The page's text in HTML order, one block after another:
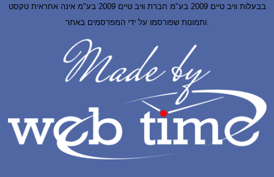
בבעלות וויב טיים 2009 בע"מ חברת וויב טיים 2009 בע"מ אינה אחראית טקסט
ותמונות שפורסמו על ידי המפרסמים באתר.